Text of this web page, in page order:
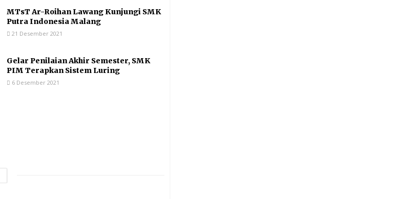
MTsT Ar-Roihan Lawang Kunjungi SMK
Putra Indonesia Malang
21 Desember 2021
Gelar Penilaian Akhir Semester, SMK
PIM Terapkan Sistem Luring
6 Desember 2021